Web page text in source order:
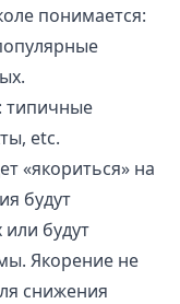
понимается:
типичные
etc.
«якориться» на
будут
будут
Якорение не
снижения